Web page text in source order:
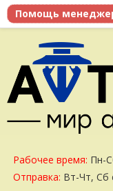
Рабочее время: Пн-
Отправка: Вт-Чт, Сб